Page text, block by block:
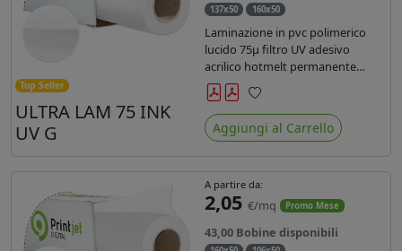
Top Seller
ULTRA LAM 75 INK
UV G
137x50 160x50
Laminazione in pvc polimerico
lucido 75µ filtro UV adesivo
acrilico hotmelt permanente
specifico per stampe con
inchiostri UV durata 7 anni indoor
e 5 outdoor. Dotato di certificato
ignifugo Bs1d0.
Preferiti
Aggiungi al Carrello
A partire da:
2,05 €/mq Promo Mese
43,00 Bobine disponibili